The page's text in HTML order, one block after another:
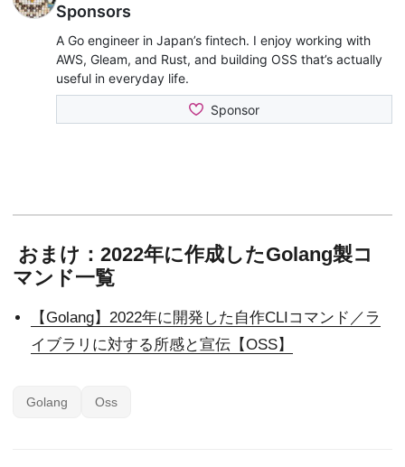
おまけ：2022年に作成したGolang製コ
マンド一覧
【Golang】2022年に開発した自作CLIコマンド／ラ
イブラリに対する所感と宣伝【OSS】
Golang Oss